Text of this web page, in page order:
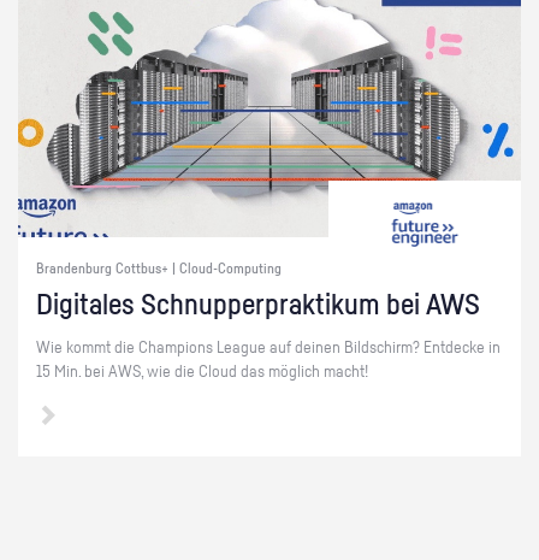
Brandenburg Cottbus+ | Cloud-Computing
Di­gi­ta­les Schnup­per­prak­ti­kum bei AWS
Wie kommt die Cham­pi­ons Le­ague auf dei­nen Bild­schirm? Ent­de­cke in
15 Min. bei AWS, wie die Cloud das mög­lich macht!